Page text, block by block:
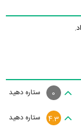
ستاره دهید 0
ستاره دهید 4.3